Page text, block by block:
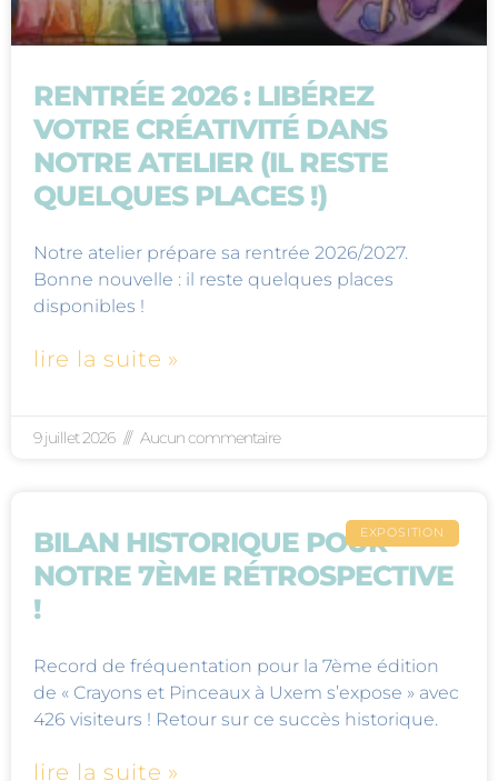
RENTRÉE 2026 : LIBÉREZ
VOTRE CRÉATIVITÉ DANS
NOTRE ATELIER (IL RESTE
QUELQUES PLACES !)
Notre atelier prépare sa rentrée 2026/2027.
Bonne nouvelle : il reste quelques places
disponibles !
lire la suite »
9 juillet 2026 Aucun commentaire
EXPOSITION
BILAN HISTORIQUE POUR
NOTRE 7ÈME RÉTROSPECTIVE
!
Record de fréquentation pour la 7ème édition
de « Crayons et Pinceaux à Uxem s’expose » avec
426 visiteurs ! Retour sur ce succès historique.
lire la suite »